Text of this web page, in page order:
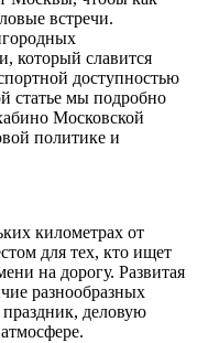
встречи.
который славится
доступностью
статье мы подробно
Московской
политике и
километрах от
для тех, кто ищет
на дорогу. Развитая
разнообразных
праздник, деловую